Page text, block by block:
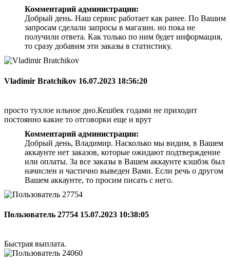
Комментарий администрации:
Добрый день. Наш сервис работает как ранее. По Вашим
запросам сделали запросы в магазин. но пока не
получили ответа. Как только по ним будет информация,
то сразу добавим эти заказы в статистику.
Vladimir Bratchikov 16.07.2023 18:56:20
просто тухлое ильное дно.Кешбек годами не приходит
постоянно какие то отговорки еще и врут
Комментарий администрации:
Добрый день, Владимир. Насколько мы видим, в Вашем
аккаунте нет заказов, которые ожидают подтверждение
или оплаты. За все заказы в Вашем аккаунте кэшбэк был
начислен и частично выведен Вами. Если речь о другом
Вашем аккаунте, то просим писать с него.
Пользователь 27754 15.07.2023 10:38:05
Быстрая выплата.